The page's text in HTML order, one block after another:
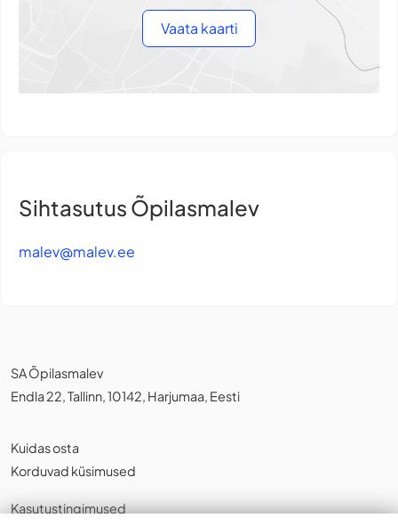
Vaata kaarti
Sihtasutus Õpilasmalev
malev@malev.ee
SA Õpilasmalev
Endla 22, Tallinn, 10142, Harjumaa, Eesti
Kuidas osta
Korduvad küsimused
Kasutustingimused